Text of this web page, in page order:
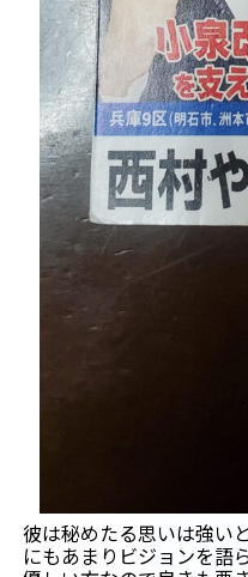
彼は秘めたる思いは強い
にもあまりビジョンを語